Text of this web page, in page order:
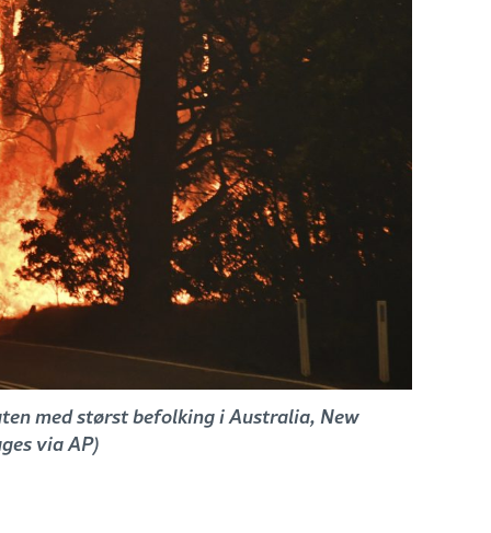
med størst befolking i Australia, New
via AP)